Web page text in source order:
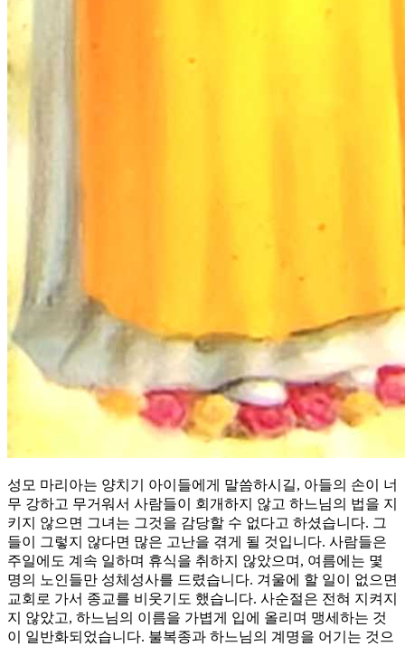
성모 마리아는 양치기 아이들에게 말씀하시길, 아들의 손이 너
무 강하고 무거워서 사람들이 회개하지 않고 하느님의 법을 지
키지 않으면 그녀는 그것을 감당할 수 없다고 하셨습니다. 그
들이 그렇지 않다면 많은 고난을 겪게 될 것입니다. 사람들은
주일에도 계속 일하며 휴식을 취하지 않았으며, 여름에는 몇
명의 노인들만 성체성사를 드렸습니다. 겨울에 할 일이 없으면
교회로 가서 종교를 비웃기도 했습니다. 사순절은 전혀 지켜지
지 않았고, 하느님의 이름을 가볍게 입에 올리며 맹세하는 것
이 일반화되었습니다. 불복종과 하느님의 계명을 어기는 것으